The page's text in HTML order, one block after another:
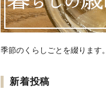
季節のくらしごとを綴ります。
新着投稿